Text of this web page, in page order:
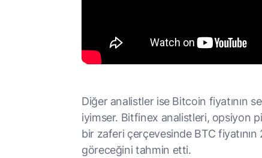
Diğer analistler ise Bitcoin fiyatının
iyimser. Bitfinex analistleri, opsiyon
bir zaferi çerçevesinde BTC
göreceğini tahmin etti.